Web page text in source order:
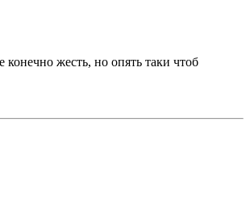
жесть, но опять таки чтоб